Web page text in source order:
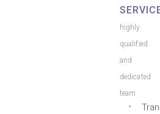
highly
qualified
and
dedicated
team